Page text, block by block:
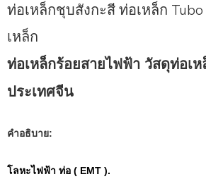
ท่อเหล็กชุบสังกะสี ท่อเหล็ก
เหล็ก
ท่อเหล็กร้อยสายไฟฟ้า วัสดุท่อเ
ประเทศจีน
คำอธิบาย:
โลหะไฟฟ้า ท่อ ( EMT ).